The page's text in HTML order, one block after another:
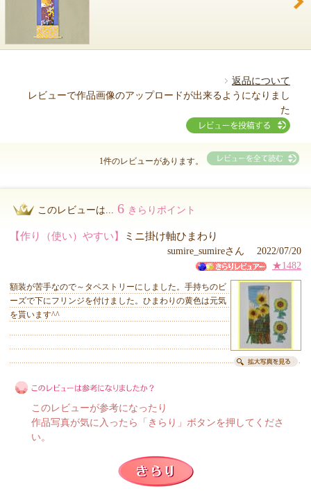
返品について
レビューで作品画像のアップロードが出来るようになりまし
た
1件のレビューがあります。
このレビューは... 6 きらりポイント
【作り（使い）やすい】 ミニ掛け軸ひまわり
sumire_sumireさん 2022/07/20
★1482
額装が苦手なので～タペストリーにしました。手持ちのビ
ーズで下にフリンジを付けました。ひまわりの黄色は元気
を貰います^^
このレビューは参考になりましたか？
このレビューが参考になったり
作品写真が気に入ったら「きらり」ボタンを押してくださ
い。